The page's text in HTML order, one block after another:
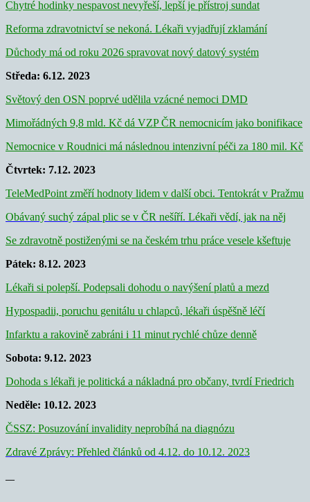
Chytré hodinky nespavost nevyřeší, lepší je přístroj sundat
Reforma zdravotnictví se nekoná. Lékaři vyjadřují zklamání
Důchody má od roku 2026 spravovat nový datový systém
Středa: 6.12. 2023
Světový den OSN poprvé udělila vzácné nemoci DMD
Mimořádných 9,8 mld. Kč dá VZP ČR nemocnicím jako bonifikace
Nemocnice v Roudnici má následnou intenzivní péči za 180 mil. Kč
Čtvrtek: 7.12. 2023
TeleMedPoint změří hodnoty lidem v další obci. Tentokrát v Pražmu
Obávaný suchý zápal plic se v ČR nešíří. Lékaři vědí, jak na něj
Se zdravotně postiženými se na českém trhu práce vesele kšeftuje
Pátek: 8.12. 2023
Lékaři si polepší. Podepsali dohodu o navýšení platů a mezd
Hypospadii, poruchu genitálu u chlapců, lékaři úspěšně léčí
Infarktu a rakovině zabráni i 11 minut rychlé chůze denně
Sobota: 9.12. 2023
Dohoda s lékaři je politická a nákladná pro občany, tvrdí Friedrich
Neděle: 10.12. 2023
ČSSZ: Posuzování invalidity neprobíhá na diagnózu
Zdravé Zprávy: Přehled článků od 4.12. do 10.12. 2023
—